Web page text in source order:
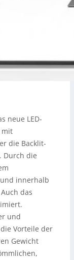
neue LED-
mit
die Backlit-
Durch die
innerhalb
das
und
Vorteile der
Gewicht